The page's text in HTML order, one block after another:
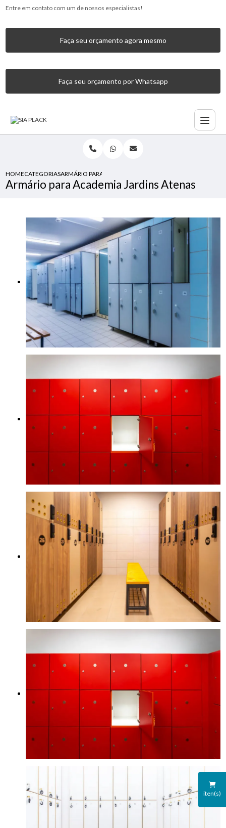
Entre em contato com um de nossos especialistas!
Faça seu orçamento agora mesmo
Faça seu orçamento por Whatsapp
iten(s)
HOMECATEGORIASARMÁRIO PARA ACADEMIA JARDINS ATENAS
Armário para Academia Jardins Atenas